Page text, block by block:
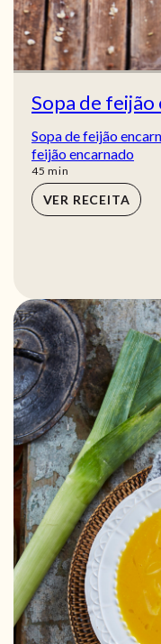
Sopa de feijão
Sopa de feijão
feijão encarnado
45 min
min
VER RECEITA